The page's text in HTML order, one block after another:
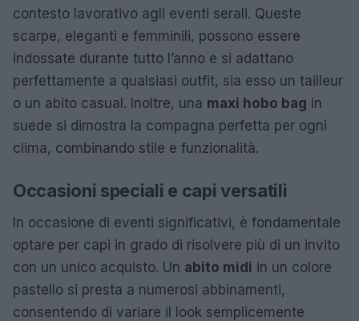
contesto lavorativo agli eventi serali. Queste
scarpe, eleganti e femminili, possono essere
indossate durante tutto l’anno e si adattano
perfettamente a qualsiasi outfit, sia esso un tailleur
o un abito casual. Inoltre, una maxi hobo bag in
suede si dimostra la compagna perfetta per ogni
clima, combinando stile e funzionalità.
Occasioni speciali e capi versatili
In occasione di eventi significativi, è fondamentale
optare per capi in grado di risolvere più di un invito
con un unico acquisto. Un abito midi in un colore
pastello si presta a numerosi abbinamenti,
consentendo di variare il look semplicemente